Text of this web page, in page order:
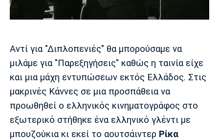
Cine Spot
Running
Media
Παρασκήνιο
Μπαρτσελόνα
Ρεάλ
Μαδρίτης
Ατλέτικο
Μαδρίτης
Αντί για "Διπλοπενιές" θα μπορούσαμε να
μιλάμε για "Παρεξηγήσεις" καθώς η ταινία είχε
και μια μάχη εντυπώσεων εκτός Ελλάδος. Στις
μακρινές Κάννες σε μια προσπάθεια να
προωθηθεί ο ελληνικός κινηματογράφος στο
εξωτερικό στήθηκε ένα ελληνικό γλέντι με
μπουζούκια κι εκεί το αουτσάιντερ Ρίκα